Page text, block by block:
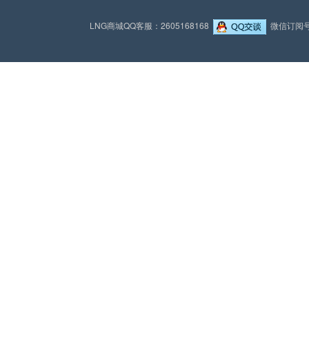
LNG商城QQ客服：2605168168 微信订阅